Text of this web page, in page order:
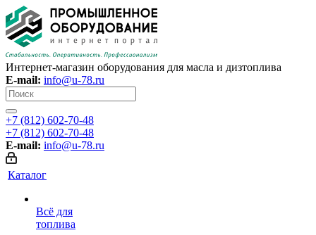
Интернет-магазин оборудования для масла и дизтоплива
E-mail: info@u-78.ru
+7 (812) 602-70-48
+7 (812) 602-70-48
E-mail: info@u-78.ru
Каталог
Всё для
топлива